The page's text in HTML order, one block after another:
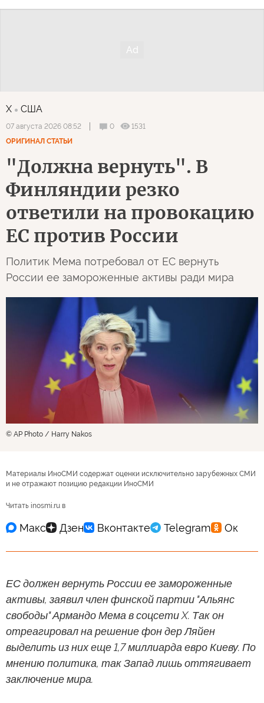
X США
07 августа 2026 08:52 0
1531
ОРИГИНАЛ СТАТЬИ
"Должна вернуть". В
Финляндии резко
ответили на провокацию
ЕС против России
Политик Мема потребовал от ЕС вернуть
России ее замороженные активы ради мира
© AP Photo / Harry Nakos
Материалы ИноСМИ содержат оценки исключительно зарубежных СМИ
и не отражают позицию редакции ИноСМИ
Читать inosmi.ru в
ЕС должен вернуть России ее замороженные
активы, заявил член финской партии "Альянс
свободы" Армандо Мема в соцсети X. Так он
отреагировал на решение фон дер Ляйен
выделить из них еще 1,7 миллиарда евро Киеву. По
мнению политика, так Запад лишь оттягивает
заключение мира.